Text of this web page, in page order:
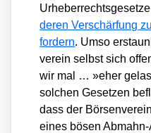
deren Ver­schär­fung
for­dern. Umso
ver­ein selbst sich
wir mal … »eher
sol­chen Geset­zen
dass der
eines bösen